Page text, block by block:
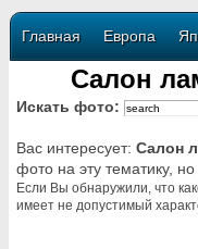
Главная Европа
Салон
Искать фото:
Вас интересует: Салон
фото на эту тематику,
Если Вы обнаружили, что
имеет не допустимый